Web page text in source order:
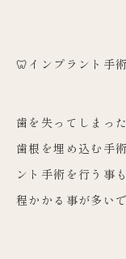
🦷インプラント手術
歯を失ってしまっ
歯根を埋め込む手
ント手術を行う事
程かかる事が多いで